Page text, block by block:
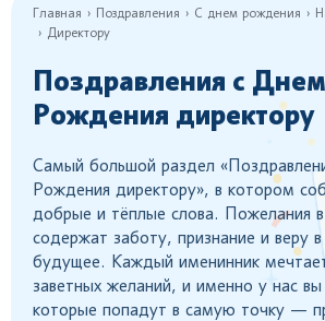
Главная Поздравления С днем рождения
Директору
Поздравления с Днем
Рождения директору
Самый большой раздел
Рождения директору», в котором
добрые и тёплые слова. Пожелания
содержат заботу, признание и веру
будущее. Каждый именинник
заветных желаний, и именно у нас
которые попадут в самую точку —